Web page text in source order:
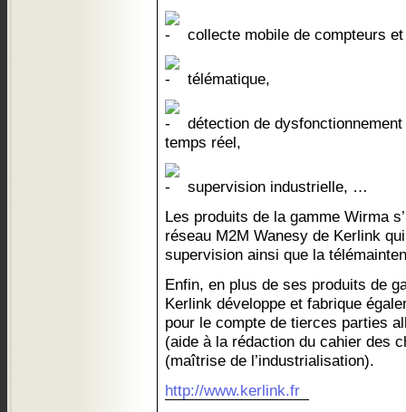
collecte mobile de compteurs
télématique,
détection de
temps réel,
supervision industrielle, …
Les produits de la gamme Wirma
réseau M2M Wanesy de Kerlink
supervision ainsi que la
Enfin, en plus de ses produits de
Kerlink développe et fabrique
pour le compte de tierces parties
(aide à la rédaction du cahier des
(maîtrise de l’industrialisation).
http://www.kerlink.fr